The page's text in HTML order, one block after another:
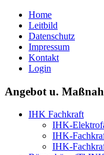
Home
Leitbild
Datenschutz
Impressum
Kontakt
Login
Angebot u.
IHK Fachkraft
IHK-
IHK-
IHK-